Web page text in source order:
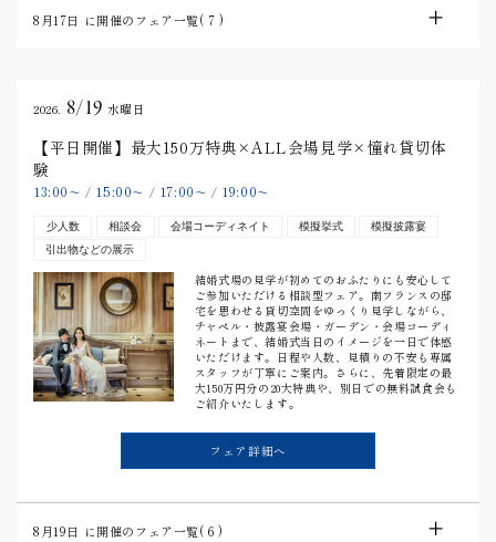
8月17日 に開催のフェア一覧(7 )
2026. 8/19 水曜日
【平日開催】最大150万特典×ALL会場見学×憧れ貸切体
験
13:00 〜/ 15:00〜 / 17:00 〜/ 19:00〜
少人数 相談会 会場コーディネイト 模擬挙式
模擬披露宴
引出物などの展示
結婚式場の見学が初めてのおふたりにも安心して
ご参加いただける相談型フェア。南フランスの邸
宅を思わせる貸切空間をゆっくり見学しながら、
チャペル・披露宴会場・ガーデン・会場コーディ
ネートまで、結婚式当日のイメージを一日で体感
いただけます。日程や人数、見積りの不安も専属
スタッフが丁寧にご案内。さらに、先着限定の最
大150万円分の20大特典や、別日での無料試食会も
ご紹介いたします。
フェア詳細へ
8月19日 に開催のフェア一覧(6 )